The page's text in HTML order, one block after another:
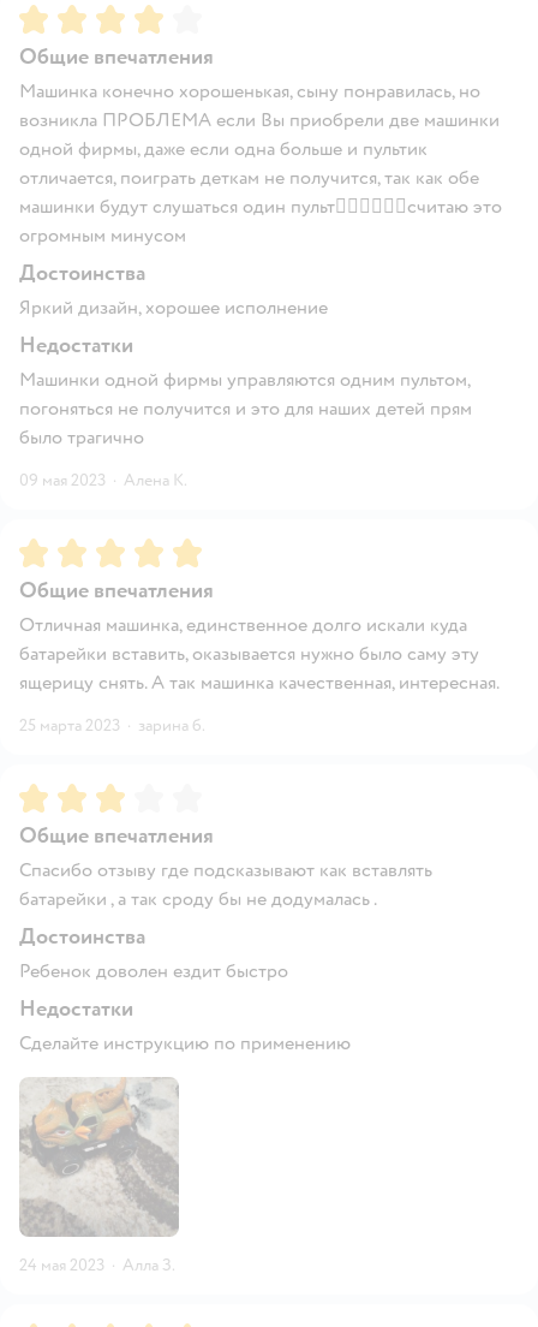
Рейтинг:4
Общие впечатления
Машинка конечно хорошенькая, сыну понравилась, но
возникла ПРОБЛЕМА если Вы приобрели две машинки
одной фирмы, даже если одна больше и пультик
отличается, поиграть деткам не получится, так как обе
машинки будут слушаться один пульт🤷‍♀️🤷‍♀️🤷‍♀️считаю это
огромным минусом
Достоинства
Яркий дизайн, хорошее исполнение
Недостатки
Машинки одной фирмы управляются одним пультом,
погоняться не получится и это для наших детей прям
было трагично
09 мая 2023 · Алена К.
Рейтинг:5
Общие впечатления
Отличная машинка, единственное долго искали куда
батарейки вставить, оказывается нужно было саму эту
ящерицу снять. А так машинка качественная, интересная.
25 марта 2023 · зарина б.
Рейтинг:3
Общие впечатления
Спасибо отзыву где подсказывают как вставлять
батарейки , а так сроду бы не додумалась .
Достоинства
Ребенок доволен ездит быстро
Недостатки
Сделайте инструкцию по применению
24 мая 2023 · Алла З.